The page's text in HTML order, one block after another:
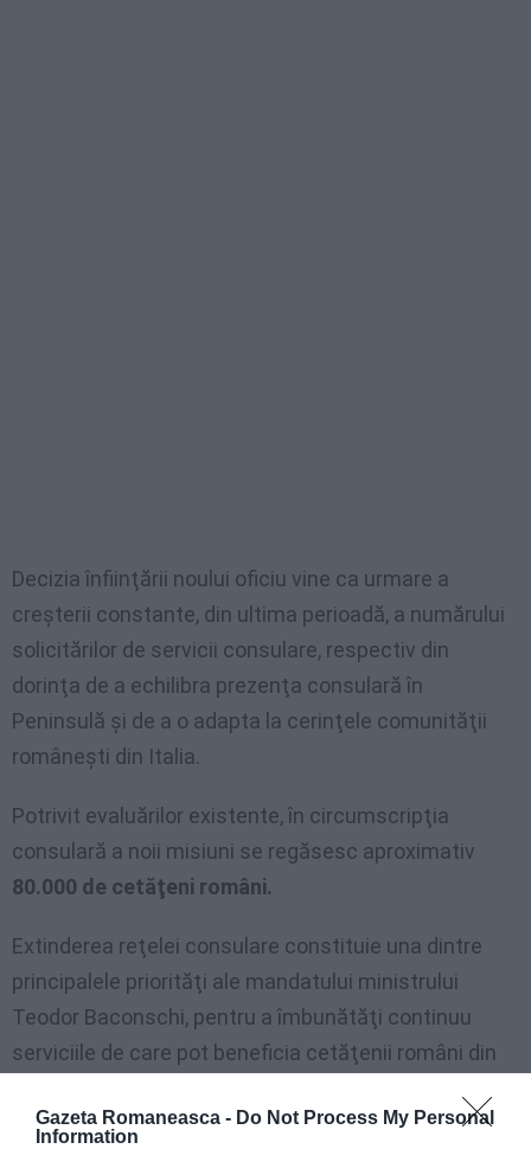
Gazeta Romaneasca - Do Not Process My Personal
Information
Decizia înfiinţării noului oficiu vine ca urmare a
creşterii constante, din ultima perioadă, a numărului
solicitărilor de servicii consulare, respectiv din
dorinţa de a echilibra prezenţa consulară în
Peninsulă şi de a o adapta la cerinţele comunităţii
româneşti din Italia.
Potrivit evaluărilor existente, în circumscripţia
consulară a noii misiuni se regăsesc aproximativ
80.000 de cetăţeni români.
Extinderea reţelei consulare constituie una dintre
principalele priorităţi ale mandatului ministrului
Teodor Baconschi, pentru a îmbunătăţi continuu
serviciile de care pot beneficia cetăţenii români din